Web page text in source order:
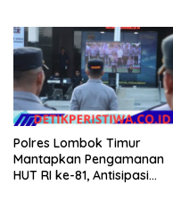
Polres Lombok Timur
Mantapkan Pengamanan
HUT RI ke-81, Antisipasi